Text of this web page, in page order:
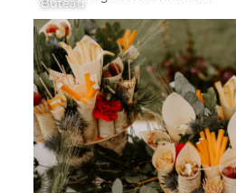
Buteau